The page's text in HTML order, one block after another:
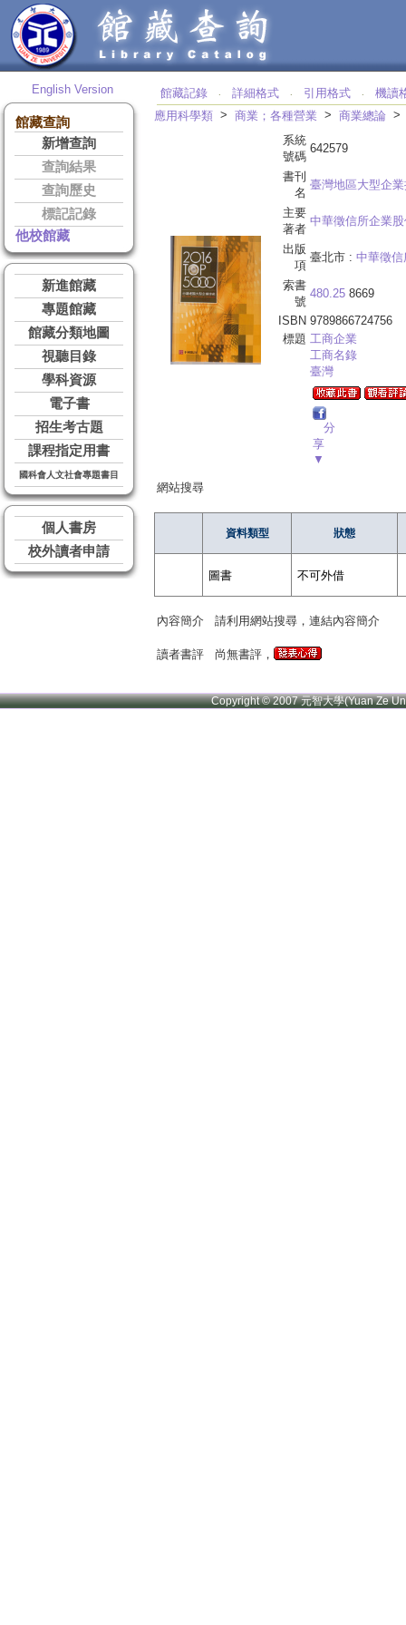
English Version
館藏查詢
新增查詢
查詢結果
查詢歷史
標記記錄
他校館藏
新進館藏
專題館藏
館藏分類地圖
視聽目錄
學科資源
電子書
招生考古題
課程指定用書
國科會人文社會專題書目
個人書房
校外讀者申請
館藏記錄 ‧ 詳細格式 ‧ 引用格式 ‧
機讀
應用科學類 > 商業；各種營業 > 商業總論
系統
號碼
642579
書刊
名
臺灣地區大型企
主要
著者
中華徵信所企業
出版
項
臺北市 : 中華徵信
索書
號
480.25 8669
ISBN 9789866724756
標題 工商企業
工商名錄
臺灣
分
享
▼
網站搜尋
資料類型 狀態
圖書 不可外借
內容簡介 請利用網站搜尋，連結內容簡介
讀者書評 尚無書評，
Copyright © 2007 元智大學(Yuan Ze